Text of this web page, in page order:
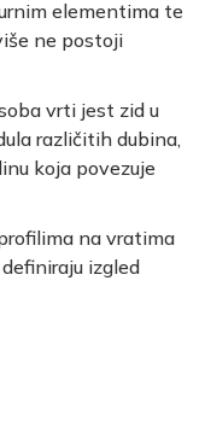
elementima te
ne postoji
vrti jest zid u
različitih dubina,
koja povezuje
na vratima
izgled